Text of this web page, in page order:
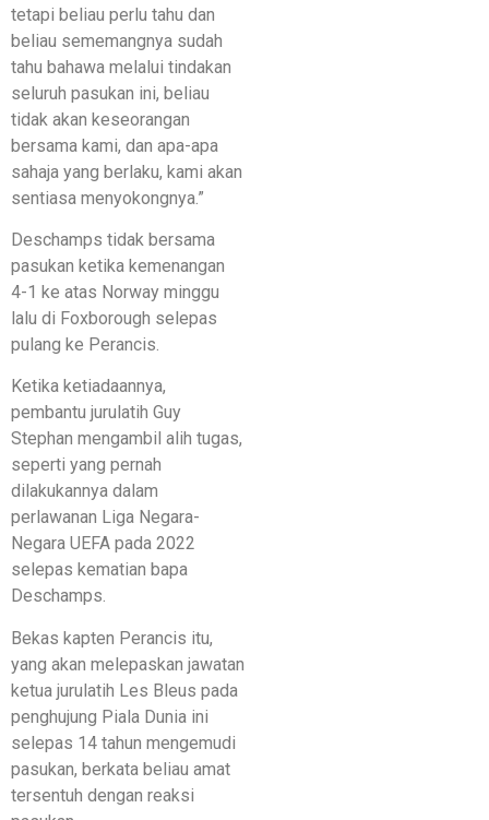
tetapi beliau perlu tahu dan
beliau sememangnya sudah
tahu bahawa melalui tindakan
seluruh pasukan ini, beliau
tidak akan keseorangan
bersama kami, dan apa-apa
sahaja yang berlaku, kami akan
sentiasa menyokongnya.”
Deschamps tidak bersama
pasukan ketika kemenangan
4-1 ke atas Norway minggu
lalu di Foxborough selepas
pulang ke Perancis.
Ketika ketiadaannya,
pembantu jurulatih Guy
Stephan mengambil alih tugas,
seperti yang pernah
dilakukannya dalam
perlawanan Liga Negara-
Negara UEFA pada 2022
selepas kematian bapa
Deschamps.
Bekas kapten Perancis itu,
yang akan melepaskan jawatan
ketua jurulatih Les Bleus pada
penghujung Piala Dunia ini
selepas 14 tahun mengemudi
pasukan, berkata beliau amat
tersentuh dengan reaksi